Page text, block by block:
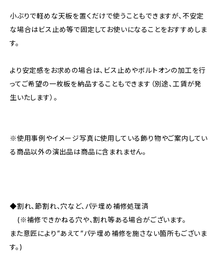
小ぶりで軽めな天板を置くだけで使うこともできますが、不安定
な場合はビス止め等で固定してお使いになることをおすすめしま
す。
より安定感をお求めの場合は、ビス止めやボルトオンの加工を行
ってご希望の一枚板を納品することもできます（別途、工賃が発
生いたします）。
※使用事例やイメージ写真に使用している飾り物やご案内してい
る商品以外の演出品は商品に含まれません。
◆割れ、節割れ、穴など、パテ埋め補修処理済
(※補修できかねる穴や、割れ等ある場合がございます。
また意匠により”あえて”パテ埋め補修を施さない箇所もございま
す。)